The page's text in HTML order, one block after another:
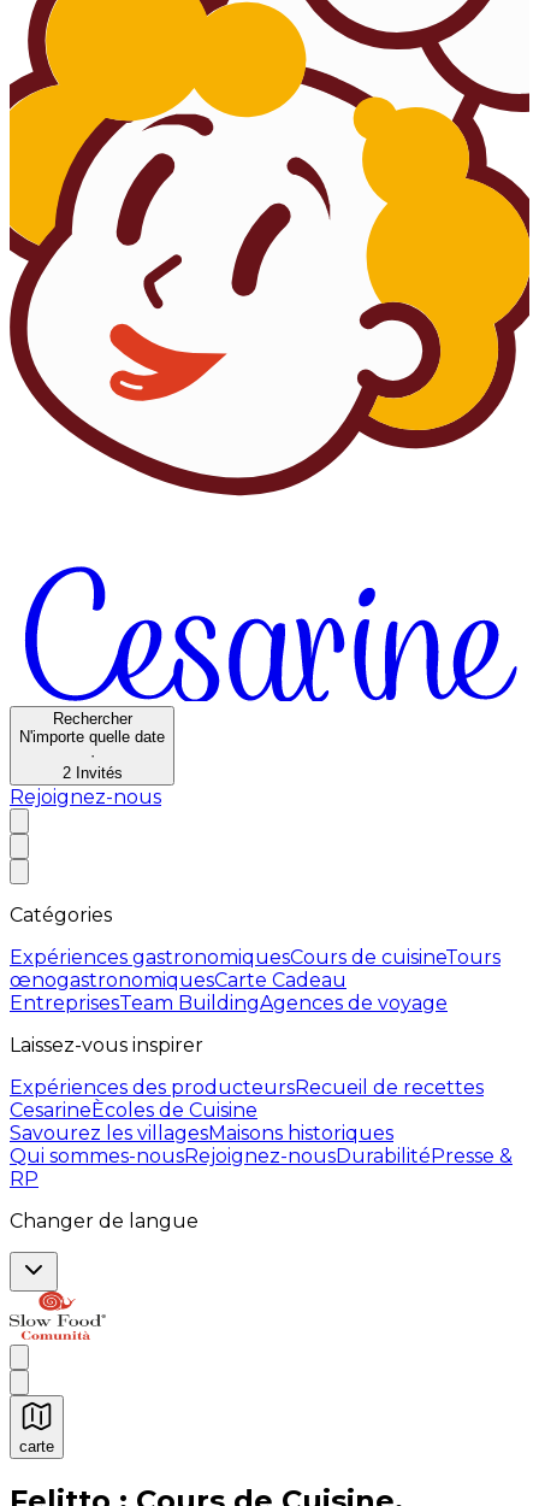
Rechercher
N'importe quelle date
·
2 Invités
Rejoignez-nous
Catégories
Expériences gastronomiquesCours de cuisineTours
œnogastronomiquesCarte Cadeau
EntreprisesTeam BuildingAgences de voyage
Laissez-vous inspirer
Expériences des producteursRecueil de recettes
CesarineÈcoles de Cuisine
Savourez les villagesMaisons historiques
Qui sommes-nousRejoignez-nousDurabilitéPresse &
RP
Changer de langue
carte
Expériences culinaires inoubliables : Expériences